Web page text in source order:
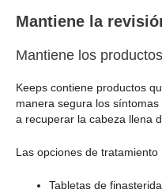
Mantiene la
Mantiene los productos
Keeps contiene productos
manera segura los
a recuperar la cabeza llena
Las opciones de tratamiento
Tabletas de finasterida